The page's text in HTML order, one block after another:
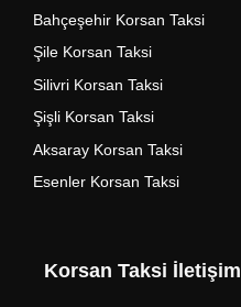
Bahçeşehir Korsan Taksi
Şile Korsan Taksi
Silivri Korsan Taksi
Şişli Korsan Taksi
Aksaray Korsan Taksi
Esenler Korsan Taksi
Korsan Taksi İletişim